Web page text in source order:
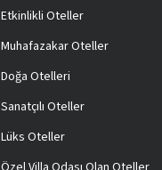
Etkinlikli Oteller
Muhafazakar Oteller
Doğa Otelleri
Sanatçılı Oteller
Lüks Oteller